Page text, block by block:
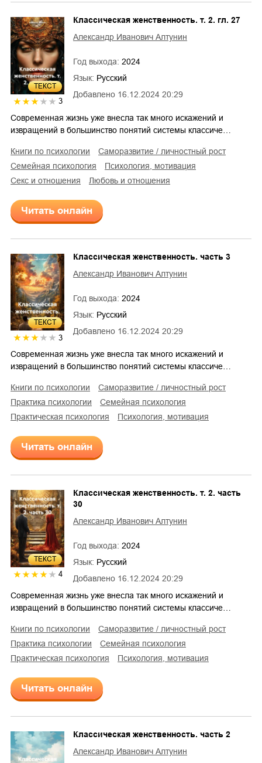
ТЕКСТ
3
Добавлено 16.12.2024 20:29
Классическая женственность. т. 2. гл. 27
Александр Иванович Алтунин
Год выхода: 2024
Язык: Русский
Современная жизнь уже внесла так много искажений и
извращений в большинство понятий системы классиче…
книги по психологии
саморазвитие / личностный рост
семейная психология
психология, мотивация
секс и отношения
любовь и отношения
Читать онлайн
ТЕКСТ
3
Добавлено 16.12.2024 20:29
Классическая женственность. часть 3
Александр Иванович Алтунин
Год выхода: 2024
Язык: Русский
Современная жизнь уже внесла так много искажений и
извращений в большинство понятий системы классиче…
книги по психологии
саморазвитие / личностный рост
практика психологии
семейная психология
практическая психология
психология, мотивация
Читать онлайн
ТЕКСТ
4 Добавлено 16.12.2024 20:29
Классическая женственность. т. 2. часть
30
Александр Иванович Алтунин
Год выхода: 2024
Язык: Русский
Современная жизнь уже внесла так много искажений и
извращений в большинство понятий системы классиче…
книги по психологии
саморазвитие / личностный рост
практика психологии
семейная психология
практическая психология
психология, мотивация
Читать онлайн
Классическая женственность. часть 2
Александр Иванович Алтунин